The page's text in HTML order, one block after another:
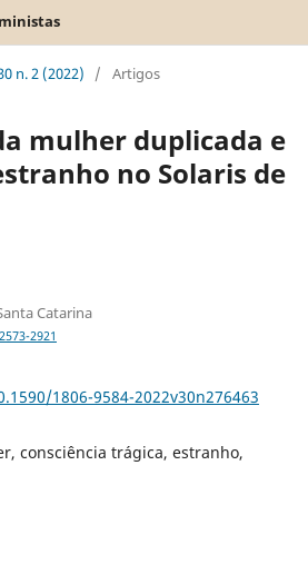
n. 2 (2022) / Artigos
mulher duplicada e
no Solaris de
Catarina
2921
1806-9584-2022v30n276463
consciência trágica, estranho,